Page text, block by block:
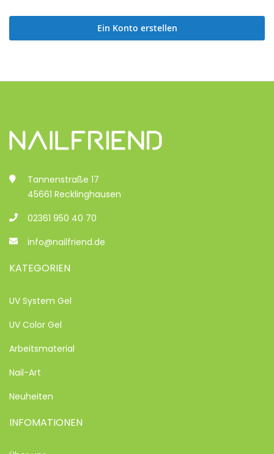
Ein Konto erstellen
Tannenstraße 17
45661 Recklinghausen
02361 950 40 70
info@nailfriend.de
KATEGORIEN
UV System Gel
UV Color Gel
Arbeitsmaterial
Nail-Art
Neuheiten
INFOMATIONEN